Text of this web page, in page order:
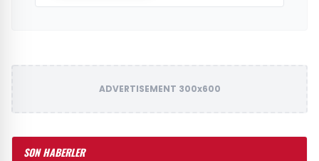
ADVERTISEMENT 300x600
SON HABERLER